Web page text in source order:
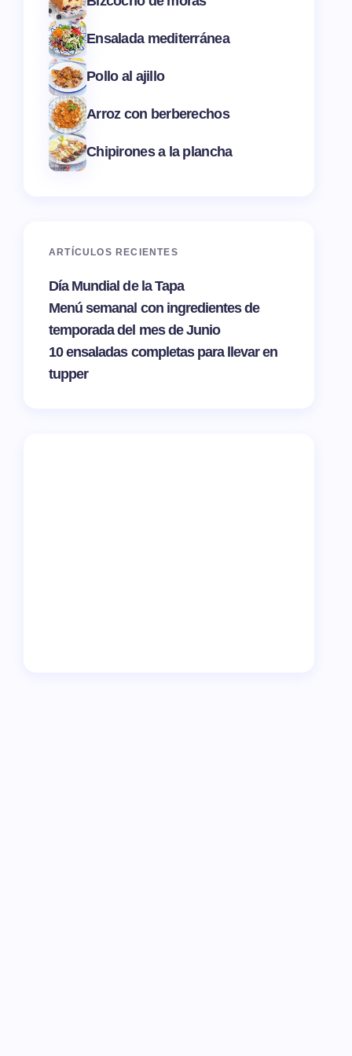
Ensalada mediterránea
Pollo al ajillo
Arroz con berberechos
Chipirones a la plancha
ARTÍCULOS RECIENTES
Día Mundial de la Tapa
Menú semanal con ingredientes de
temporada del mes de Junio
10 ensaladas completas para llevar en
tupper